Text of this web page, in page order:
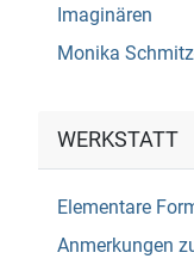
Imaginären
Monika
WERKSTATT
Elementare
Anmerkungen